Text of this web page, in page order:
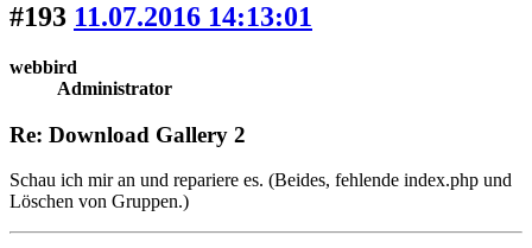
#193 11.07.2016 14:13:01
webbird
Administrator
Re: Download Gallery 2
Schau ich mir an und repariere es. (Beides, fehlende index.php und
Löschen von Gruppen.)